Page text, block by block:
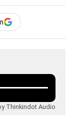
Thinkindot Audio